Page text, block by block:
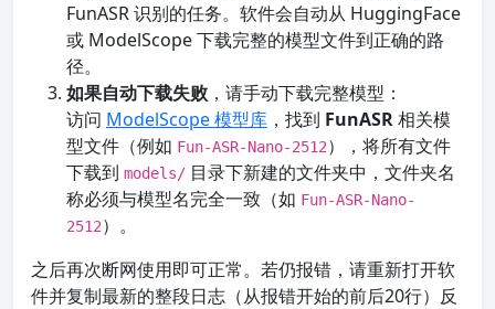
FunASR 识别的任务。软件会自动从 HuggingFace
或 ModelScope 下载完整的模型文件到正确的路
径。
如果自动下载失败 ，请手动下载完整模型：
访问 ModelScope 模型库 ，找到 FunASR相关模
型文件（例如 Fun-ASR-Nano-2512），将所有文件
下载到 models/ 目录下新建的文件夹中，文件夹名
称必须与模型名完全一致（如 Fun-ASR-Nano-
2512）。
之后再次断网使用即可正常。若仍报错，请重新打开软
件并复制最新的整段日志（从报错开始的前后20行）反